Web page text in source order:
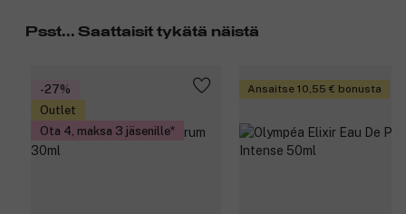
Psst... Saattaisit tykätä näistä
-27%
Outlet
Ota 4, maksa 3 jäsenille
Ansaitse 10,55 € bonusta